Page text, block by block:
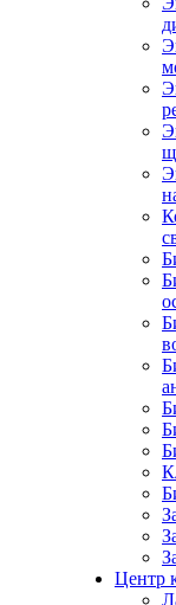
Центр